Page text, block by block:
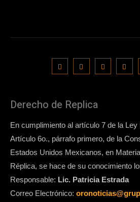
Derecho de Replica
En cumplimiento al artículo 7 de la
Artículo 6o., párrafo primero, de la
Estados Unidos Mexicanos, en
Réplica, se hace de su conocimiento
Responsable: Lic. Patricia Estrada
Correo Electrónico: